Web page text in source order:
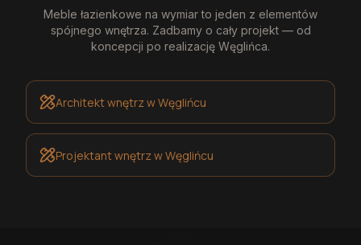
Meble łazienkowe na wymiarto jeden z elementów
spójnego wnętrza. Zadbamy o cały projekt — od
koncepcji po realizację Węglińca.
Architekt wnętrzw Węglińcu
Projektant wnętrzw Węglińcu